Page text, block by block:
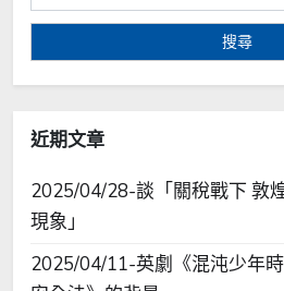
尋
近期文章
2025/04/28-談「關稅戰下 敦
現象」
2025/04/11-英劇《混沌少年